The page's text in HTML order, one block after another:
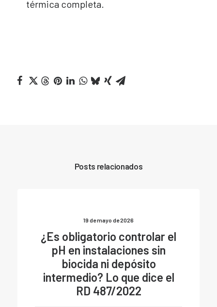
térmica completa.
Posts relacionados
19 de mayo de 2026
¿Es obligatorio controlar el
pH en instalaciones sin
biocida ni depósito
intermedio? Lo que dice el
RD 487/2022